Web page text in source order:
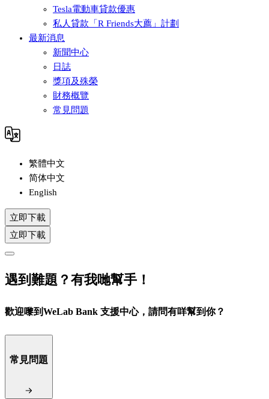
Tesla電動車貸款優惠
私人貸款「R Friends大薦」計劃
最新消息
新聞中心
日誌
獎項及殊榮
財務概覽
常見問題
繁體中文
简体中文
English
立即下載
立即下載
遇到難題？有我哋幫手！
歡迎嚟到WeLab Bank 支援中心，請問有咩幫到你？
常見問題